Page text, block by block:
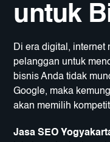
untuk
Di era digital, internet
pelanggan untuk
bisnis Anda tidak
Google, maka
akan memilih
Jasa SEO